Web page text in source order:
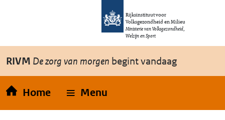
Overslaan en naar de inhoud gaan
Rijksinstituut voor
Volksgezondheid en Milieu
Ministerie van Volksgezondheid,
Welzijn en Sport
RIVM De zorg van morgen begint vandaag
Home Menu